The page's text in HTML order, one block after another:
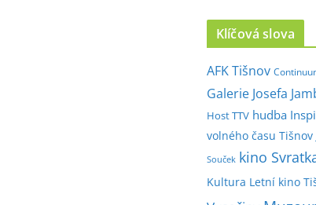
c
v
d
l
e
m
ě
Klíčová slova
AFK Tišnov
Galerie Josefa
Host TTV hudba
volného času Tišnov
Souček kino
Kultura Letní kino